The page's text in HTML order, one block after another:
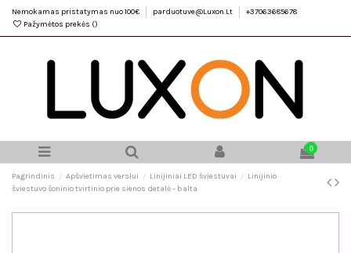
Nemokamas pristatymas nuo 100€ parduotuve@Luxon.Lt
+37063685678
Pažymėtos prekės ()
0
Pagrindinis Apšvietimas verslui Linijiniai LED šviestuvai
Linijinio
šviestuvo šoninio tvirtinio prie sienos detalė - balta